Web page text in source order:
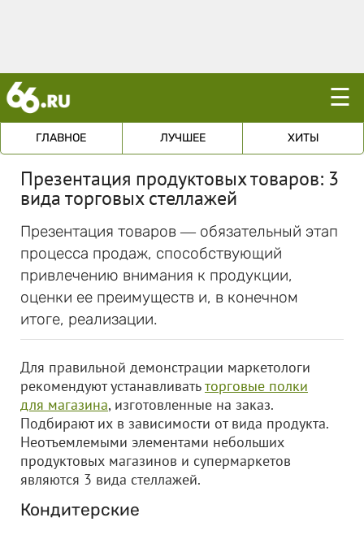
☰
ГЛАВНОЕ ЛУЧШЕЕ ХИТЫ
Презентация продуктовых товаров: 3
вида торговых стеллажей
Презентация товаров ― обязательный этап
процесса продаж, способствующий
привлечению внимания к продукции,
оценки ее преимуществ и, в конечном
итоге, реализации.
Для правильной демонстрации маркетологи
рекомендуют устанавливатьторговые полки
для магазина, изготовленные на заказ.
Подбирают их в зависимости от вида продукта.
Неотъемлемыми элементами небольших
продуктовых магазинов и супермаркетов
являются 3 вида стеллажей.
Кондитерские